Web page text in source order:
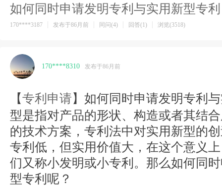
如何同时申请发明专利与实用新型专
170****3187 发布于86月前 同问(4) 回答(1) 浏览(3518)
170****8310 发布于86月前
【专利申请】如何同时申请发明专利
型是指对产品的形状、构造或者其结
的技术方案，专利法中对实用新型的
专利低，但实用价值大，在这个意义
们又称小发明或小专利。那么如何同
型专利呢？